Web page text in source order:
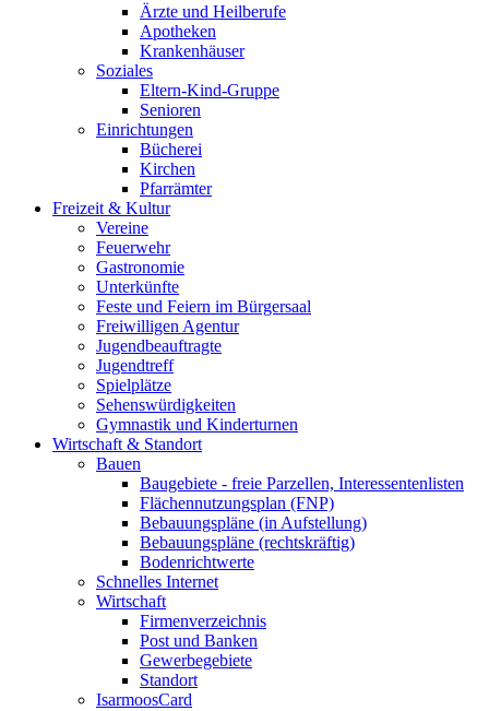
Ärzte und Heilberufe
Apotheken
Krankenhäuser
Soziales
Eltern-Kind-Gruppe
Senioren
Einrichtungen
Bücherei
Kirchen
Pfarrämter
Freizeit & Kultur
Vereine
Feuerwehr
Gastronomie
Unterkünfte
Feste und Feiern im Bürgersaal
Freiwilligen Agentur
Jugendbeauftragte
Jugendtreff
Spielplätze
Sehenswürdigkeiten
Gymnastik und Kinderturnen
Wirtschaft & Standort
Bauen
Baugebiete - freie Parzellen, Interessentenlisten
Flächennutzungsplan (FNP)
Bebauungspläne (in Aufstellung)
Bebauungspläne (rechtskräftig)
Bodenrichtwerte
Schnelles Internet
Wirtschaft
Firmenverzeichnis
Post und Banken
Gewerbegebiete
Standort
IsarmoosCard